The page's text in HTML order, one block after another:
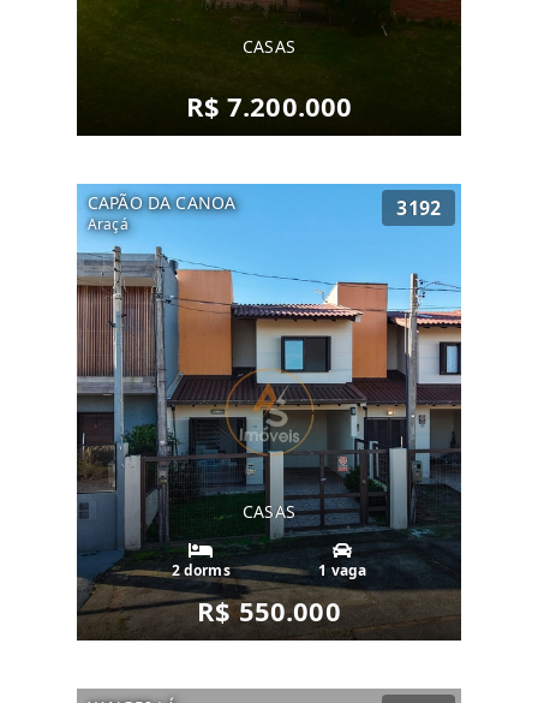
CASAS
R$ 7.200.000
CAPÃO DA CANOA
Araçá
3192
CASAS
2 dorms 1 vaga
R$ 550.000